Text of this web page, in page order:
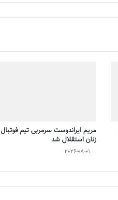
مریم ایراندوست سرمربی تیم فوتبال
زنان استقلال شد
2026-08-01